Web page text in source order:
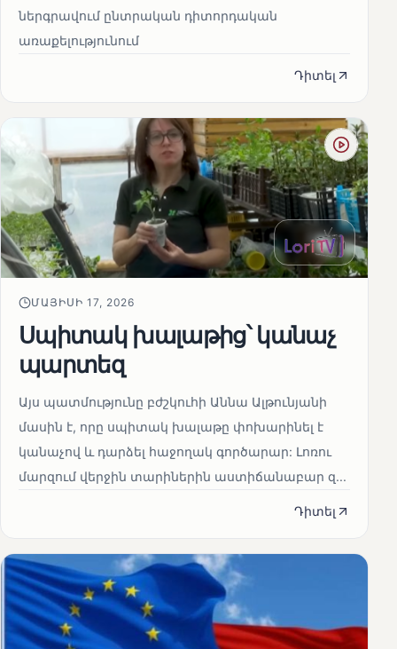
ներգրավում ընտրական դիտորդական
առաքելությունում
Դիտել
ՄԱՅԻՍԻ 17, 2026
Սպիտակ խալաթից՝ կանաչ
պարտեզ
Այս պատմությունը բժշկուհի Աննա Ալթունյանի
մասին է, որը սպիտակ խալաթը փոխարինել է
կանաչով և դարձել հաջողակ գործարար: Լոռու
մարզում վերջին տարիներին աստիճանաբար զ...
Դիտել